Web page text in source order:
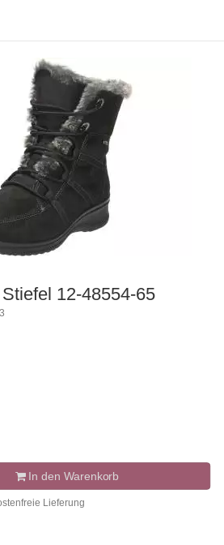
12-48554-65
In den Warenkorb
Lieferung